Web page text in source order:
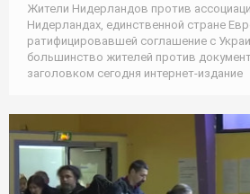
Жители Нидерландов против
Нидерландах, единственной стране
ратифицировавшей соглашение с
большинство жителей против
заголовком сегодня интернет-издание